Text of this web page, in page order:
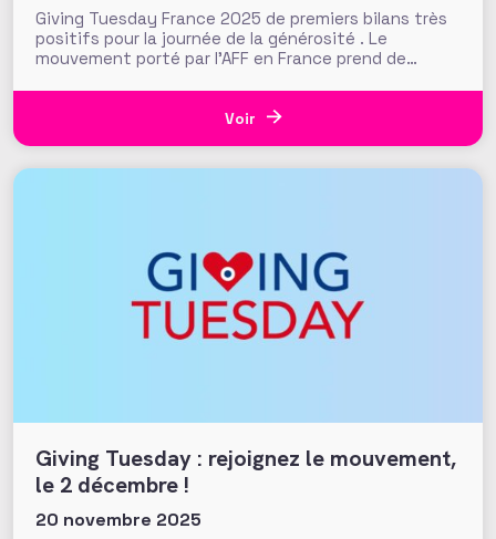
Giving Tuesday France 2025 de premiers bilans très
positifs pour la journée de la générosité . Le
mouvement porté par l'AFF en France prend de
Voir
Giving Tuesday : rejoignez le mouvement,
le 2 décembre !
20 novembre 2025